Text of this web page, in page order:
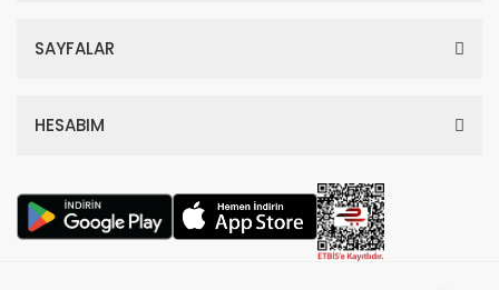
Dior Hypnotic Poison Edp Kadın Parfüm 100 Ml
4.797,00 TL
SAYFALAR
HESABIM